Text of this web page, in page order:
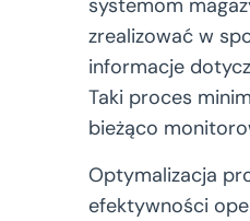
systemom
zrealizować w
informacje
Taki proces
bieżąco
Optymalizacja
efektywności